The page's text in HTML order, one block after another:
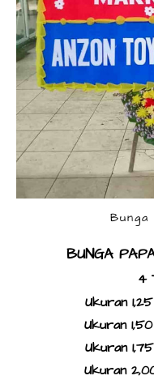
BUNGA
4
Ukuran
Ukuran
Ukuran
Ukuran